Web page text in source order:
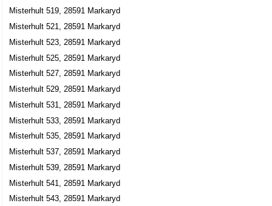
Misterhult 519, 28591 Markaryd
Misterhult 521, 28591 Markaryd
Misterhult 523, 28591 Markaryd
Misterhult 525, 28591 Markaryd
Misterhult 527, 28591 Markaryd
Misterhult 529, 28591 Markaryd
Misterhult 531, 28591 Markaryd
Misterhult 533, 28591 Markaryd
Misterhult 535, 28591 Markaryd
Misterhult 537, 28591 Markaryd
Misterhult 539, 28591 Markaryd
Misterhult 541, 28591 Markaryd
Misterhult 543, 28591 Markaryd